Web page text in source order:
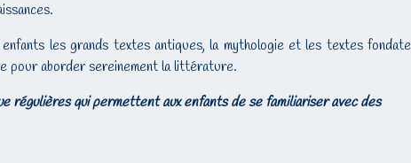
les grands textes antiques, la mythologie et les textes
pour aborder sereinement la littérature.
régulières qui permettent aux enfants de se familiariser avec des